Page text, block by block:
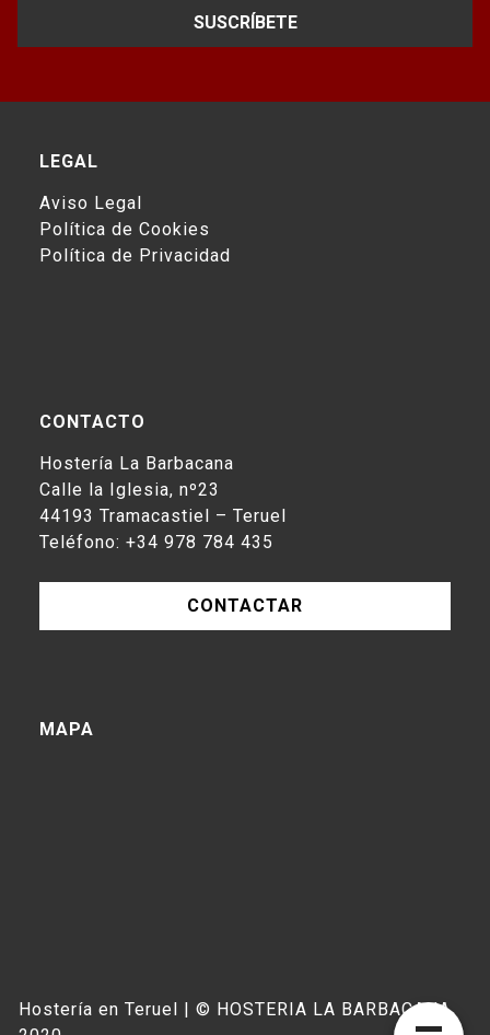
SUSCRÍBETE
LEGAL
Aviso Legal
Política de Cookies
Política de Privacidad
CONTACTO
Hostería La Barbacana
Calle la Iglesia, nº23
44193 Tramacastiel – Teruel
Teléfono: +34 978 784 435
CONTACTAR
MAPA
Hostería en Teruel | © HOSTERIA LA BARBACANA